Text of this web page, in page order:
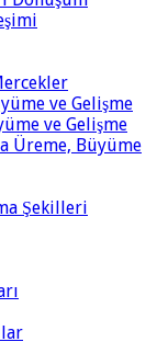
ve Gelişme
ve Gelişme
Üreme, Büyüme
Şekilleri